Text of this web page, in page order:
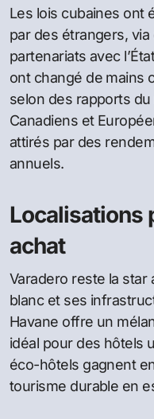
Les lois cubaines ont
par des étrangers,
partenariats avec
ont changé de mains
selon des rapports
Canadiens et
attirés par des
annuels.
Localisations
achat
Varadero reste la star
blanc et ses
Havane offre un
idéal pour des hôtels
éco-hôtels gagnent
tourisme durable en